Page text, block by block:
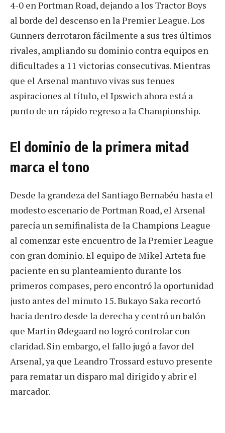
4-0 en Portman Road, dejando a los Tractor Boys
al borde del descenso en la Premier League. Los
Gunners derrotaron fácilmente a sus tres últimos
rivales, ampliando su dominio contra equipos en
dificultades a 11 victorias consecutivas. Mientras
que el Arsenal mantuvo vivas sus tenues
aspiraciones al título, el Ipswich ahora está a
punto de un rápido regreso a la Championship.
El dominio de la primera mitad
marca el tono
Desde la grandeza del Santiago Bernabéu hasta el
modesto escenario de Portman Road, el Arsenal
parecía un semifinalista de la Champions League
al comenzar este encuentro de la Premier League
con gran dominio. El equipo de Mikel Arteta fue
paciente en su planteamiento durante los
primeros compases, pero encontró la oportunidad
justo antes del minuto 15. Bukayo Saka recortó
hacia dentro desde la derecha y centró un balón
que Martin Ødegaard no logró controlar con
claridad. Sin embargo, el fallo jugó a favor del
Arsenal, ya que Leandro Trossard estuvo presente
para rematar un disparo mal dirigido y abrir el
marcador.